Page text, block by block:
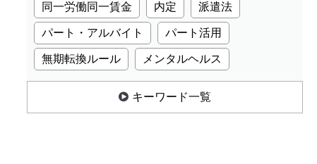
同一労働同一賃金 内定 派遣法
パート・アルバイト パート活用
無期転換ルール メンタルヘルス
キーワード一覧